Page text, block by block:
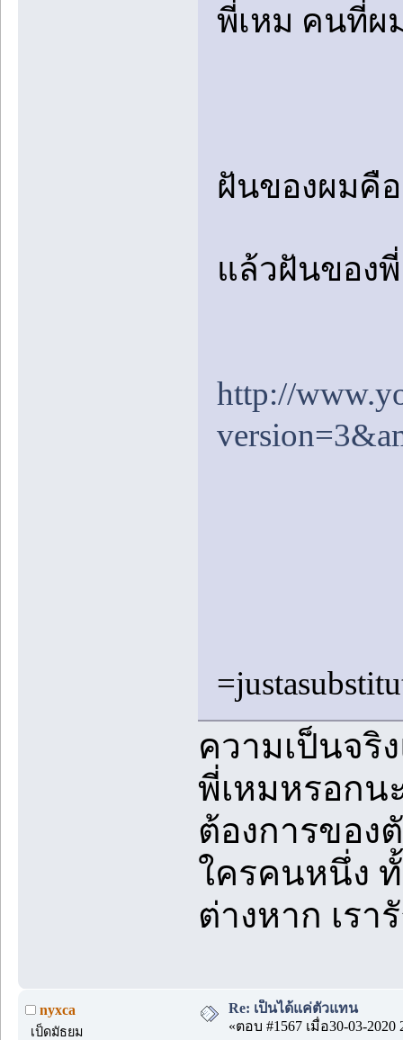
พี่เหม คนที่ผ
ฝันของผมคื
แล้วฝันของ
http://
ความเป็นจริ
พี่เหมหรอกน
ต้องการของ
ใครคนหนึ่ง ทั้
ต่างหาก เรา
nyxca
เป็ดมัธยม
Re: เป็นได้แค่ตัวแทน
«ตอบ #1567 เมื่อ30-03-2020